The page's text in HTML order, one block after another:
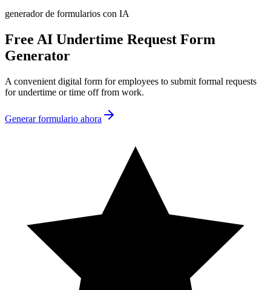
generador de formularios con IA
Free AI Undertime Request Form
Generator
A convenient digital form for employees to submit formal requests
for undertime or time off from work.
Generar formulario ahora